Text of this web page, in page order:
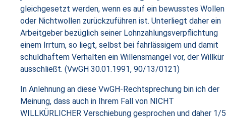
gleichgesetzt werden, wenn es auf ein bewusstes Wollen
oder Nichtwollen zurückzuführen ist. Unterliegt daher ein
Arbeitgeber bezüglich seiner Lohnzahlungsverpflichtung
einem Irrtum, so liegt, selbst bei fahrlässigem und damit
schuldhaftem Verhalten ein Willensmangel vor, der Willkür
ausschließt. (VwGH 30.01.1991, 90/13/0121)
In Anlehnung an diese VwGH-Rechtsprechung bin ich der
Meinung, dass auch in Ihrem Fall von NICHT
WILLKÜRLICHER Verschiebung gesprochen und daher 1/5